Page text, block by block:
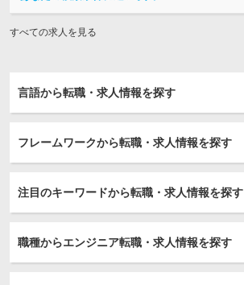
すべての求人を見る
言語から転職・求人情報を探す
フレームワークから転職・求人情報を探す
注目のキーワードから転職・求人情報を探す
職種からエンジニア転職・求人情報を探す